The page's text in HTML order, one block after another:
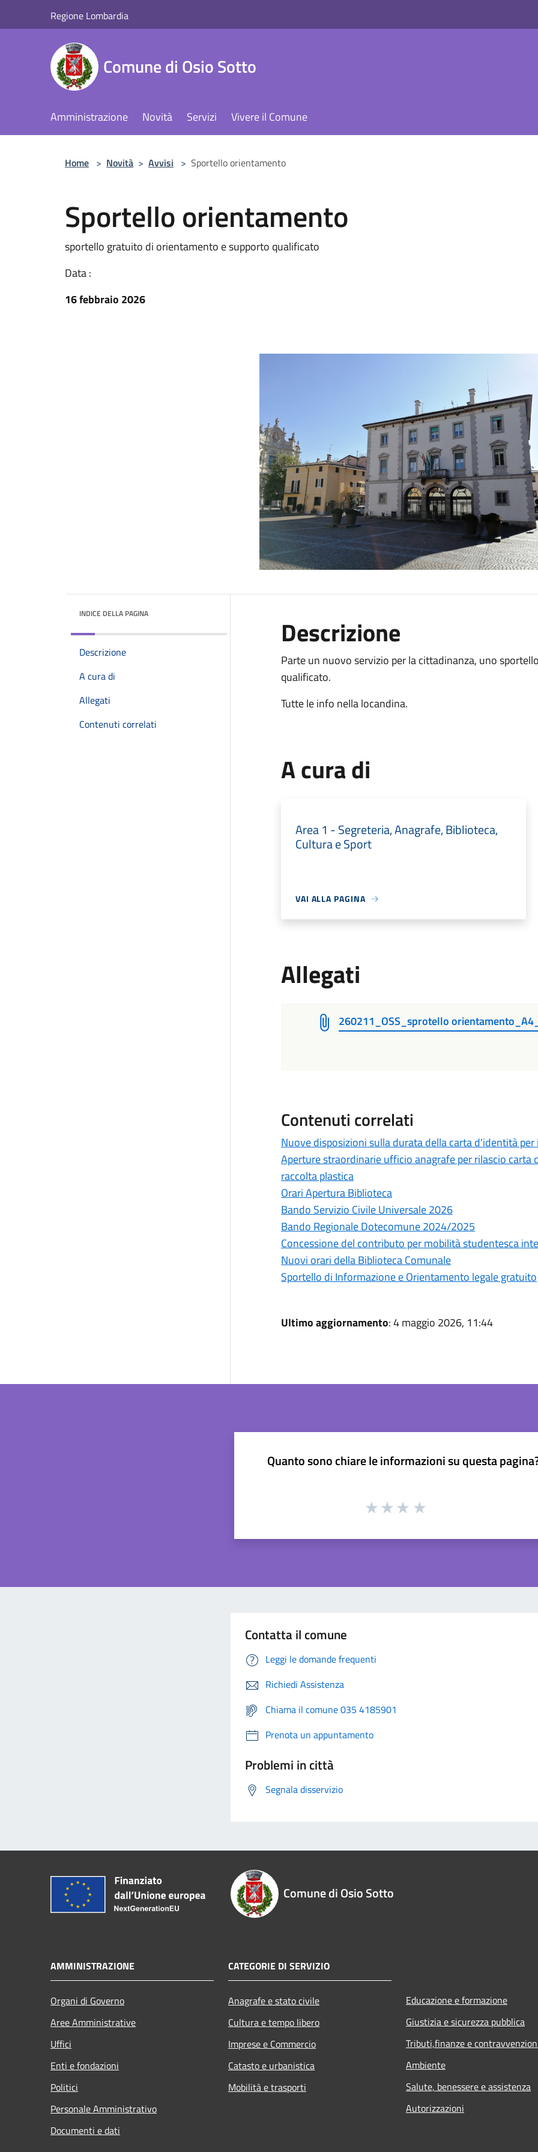
Regione Lombardia
Comune di Osio Sotto
Amministrazione Novità Servizi Vivere il Comune
Home > Novità > Avvisi > Sportello orientamento
Sportello orientamento
sportello gratuito di orientamento e supporto qualificato
Data :
16 febbraio 2026
INDICE DELLA PAGINA
Descrizione
A cura di
Allegati
Contenuti correlati
Descrizione
Parte un nuovo servizio per la cittadinanza, uno
qualificato.
Tutte le info nella locandina.
A cura di
Area 1 - Segreteria, Anagrafe, Biblioteca,
Cultura e Sport
VAI ALLA PAGINA
Allegati
260211_OSS_sprotello
Contenuti correlati
Nuove disposizioni sulla durata della carta d'identità
Aperture straordinarie ufficio anagrafe per rilascio carta
raccolta plastica
Orari Apertura Biblioteca
Bando Servizio Civile Universale 2026
Bando Regionale Dotecomune 2024/2025
Concessione del contributo per mobilità studentesca
Nuovi orari della Biblioteca Comunale
Sportello di Informazione e Orientamento legale gratuito
Ultimo aggiornamento: 4 maggio 2026, 11:44
Quanto sono chiare le informazioni su questa
Contatta il comune
Leggi le domande frequenti
Richiedi Assistenza
Chiama il comune 035 4185901
Prenota un appuntamento
Problemi in città
Segnala disservizio
Comune di Osio Sotto
AMMINISTRAZIONE
Organi di Governo
Aree Amministrative
Uffici
Enti e fondazioni
Politici
Personale Amministrativo
Documenti e dati
CATEGORIE DI SERVIZIO
Anagrafe e stato civile
Cultura e tempo libero
Imprese e Commercio
Catasto e urbanistica
Mobilità e trasporti
Educazione e formazione
Giustizia e sicurezza pubblica
Tributi,finanze e
Ambiente
Salute, benessere e assistenza
Autorizzazioni